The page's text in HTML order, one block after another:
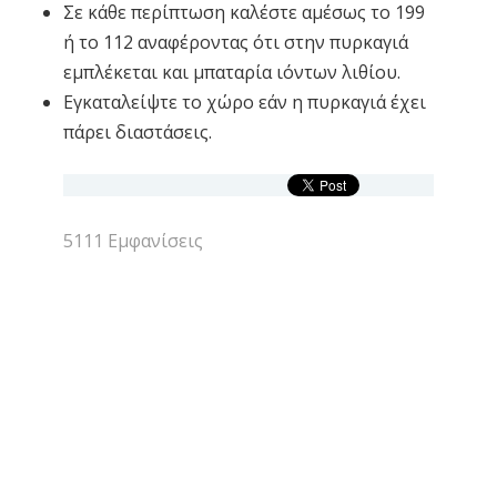
Σε κάθε περίπτωση καλέστε αμέσως το 199
ή το 112 αναφέροντας ότι στην πυρκαγιά
εμπλέκεται και μπαταρία ιόντων λιθίου.
Εγκαταλείψτε το χώρο εάν η πυρκαγιά έχει
πάρει διαστάσεις.
5111 Εμφανίσεις